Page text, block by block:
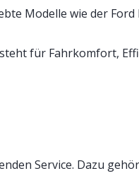
Modelle wie der Ford
für Fahrkomfort,
Service. Dazu